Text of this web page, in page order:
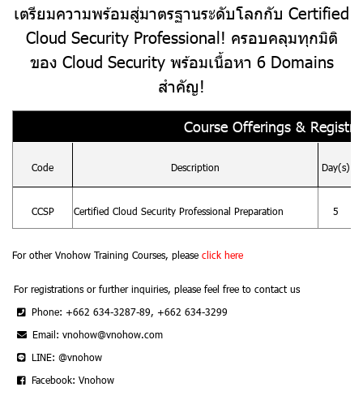
เตรียมความพร้อมสู่มาตรฐานระดับโลกกับ Certified
Cloud Security Professional! ครอบคลุมทุกมิติ
ของ Cloud Security พร้อมเนื้อหา 6 Domains
สำคัญ!
Course Offerings &
Code Description Day(s)
CCSP Certified Cloud Security Professional Preparation 5
For other Vnohow Training Courses, please click here
For registrations or further inquiries, please feel free to contact us
Phone: +662 634-3287-89, +662 634-3299
Email: vnohow@vnohow.com
LINE: @vnohow
Facebook: Vnohow